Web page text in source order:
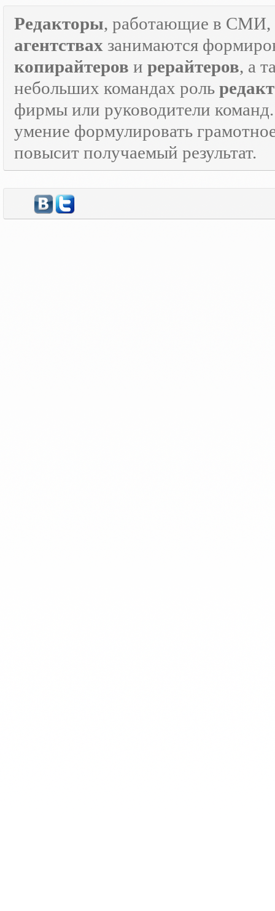
Редакторы, работающие в СМИ,
агентствах занимаются
копирайтеров и рерайтеров, а
небольших командах роль
фирмы или руководители
умение формулировать
повысит получаемый результат.